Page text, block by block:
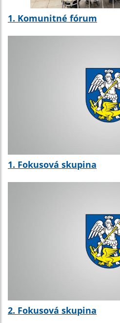
1. Komunitné fórum
1. Fokusová skupina
2. Fokusová skupina